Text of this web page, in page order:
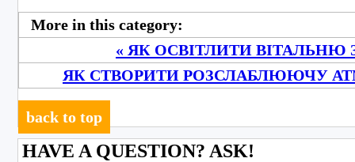
More in this category:
« ЯК ОСВІТЛИТИ
ЯК СТВОРИТИ РОЗСЛАБЛЮЮЧУ
back to top
HAVE A QUESTION? ASK!